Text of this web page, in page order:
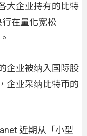
大企业持有的比特
在量化宽松
企业被纳入国际股
企业采纳比特币的
近期从「小型